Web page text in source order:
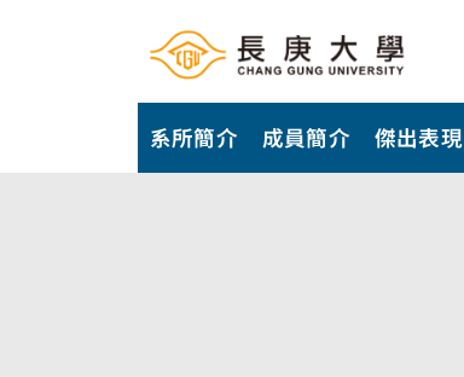
系所簡介 成員簡介 傑出表現